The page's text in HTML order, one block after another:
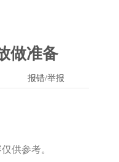
做准备
报错/举报
供参考。